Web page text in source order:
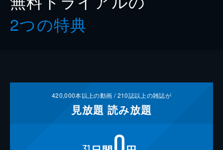
2つの特典
420,000本以上の動画 /210誌以上の雑誌が
見放題 読み放題
0